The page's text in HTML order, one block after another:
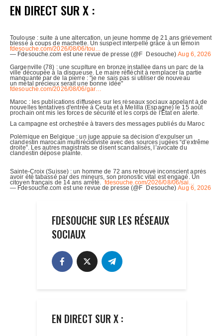
EN DIRECT SUR X :
FDESOUCHE SUR LES RÉSEAUX
SOCIAUX
EN DIRECT SUR X :